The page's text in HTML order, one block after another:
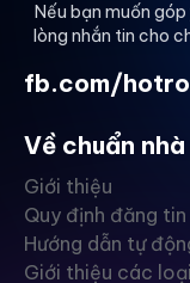
Nếu bạn muốn
lòng nhắn tin cho
fb.com/
Về chuẩn
Giới thiệu
Quy định đăng tin
Hướng dẫn tự
Giới thiệu các